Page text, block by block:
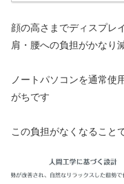
顔の高さまでディスプレ
肩・腰への負担がかなり
ノートパソコンを通常使
がちです
この負担がなくなること